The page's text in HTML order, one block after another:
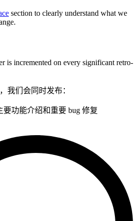
section to clearly understand what we
is incremented on every significant retro-
我们会同时发布：
功能介绍和重要 bug 修复